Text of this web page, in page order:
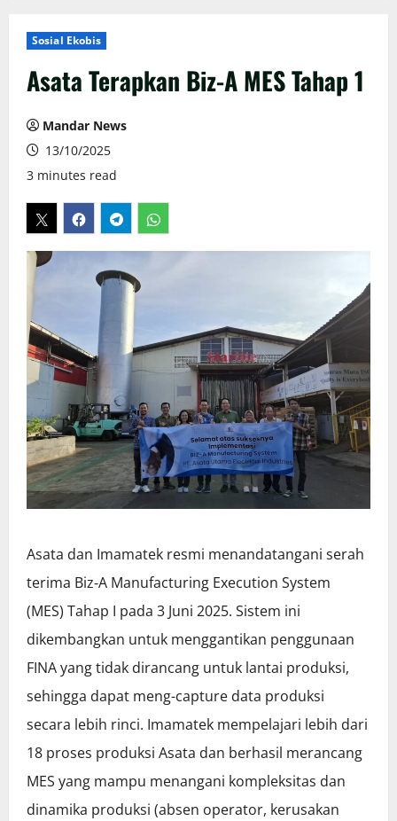
Sosial Ekobis
Asata Terapkan Biz-A MES Tahap 1
Mandar News
13/10/2025
3 minutes read
Asata dan Imamatek resmi menandatangani serah
terima Biz‑A Manufacturing Execution System
(MES) Tahap I pada 3 Juni 2025. Sistem ini
dikembangkan untuk menggantikan penggunaan
FINA yang tidak dirancang untuk lantai produksi,
sehingga dapat meng-capture data produksi
secara lebih rinci. Imamatek mempelajari lebih dari
18 proses produksi Asata dan berhasil merancang
MES yang mampu menangani kompleksitas dan
dinamika produksi (absen operator, kerusakan